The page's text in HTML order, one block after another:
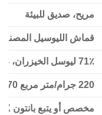
مريح، صديق للبيئة
قماش الليوسيل
71٪ ليوسل الخيزران، 24٪ كيتوسان، 5٪ سباندكس
220 جرام/متر مربع 170 سم
مخصص أو يتبع بانتون TCX